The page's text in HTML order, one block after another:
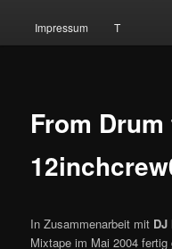
Impressum T
From
In Zusammenarbeit mit DJ
Mixtape im Mai 2004